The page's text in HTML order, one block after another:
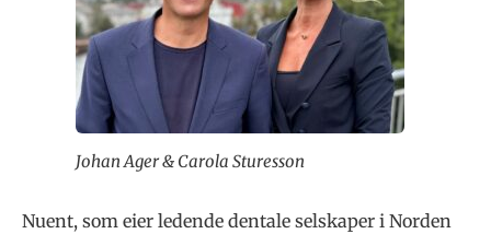
Johan Ager & Carola Sturesson
Nuent, som eier ledende dentale selskaper i Norden